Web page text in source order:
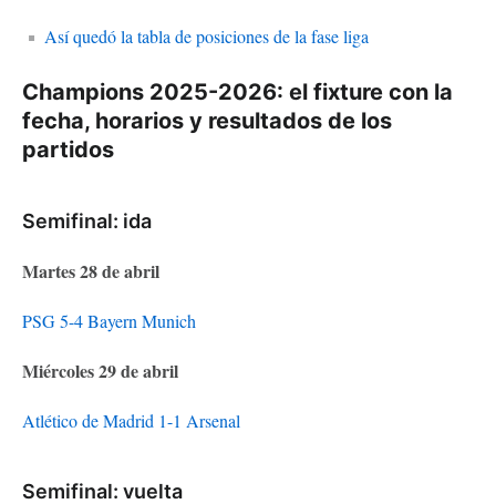
Así quedó la tabla de posiciones de la fase liga
Champions 2025-2026: el fixture con la
fecha, horarios y resultados de los
partidos
Semifinal: ida
Martes 28 de abril
PSG 5-4 Bayern Munich
Miércoles 29 de abril
Atlético de Madrid 1-1 Arsenal
Semifinal: vuelta